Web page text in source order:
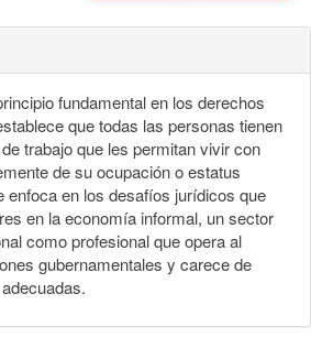
fundamental en los derechos
que todas las personas tienen
trabajo que les permitan vivir con
de su ocupación o estatus
enfoca en los desafíos jurídicos que
en la economía informal, un sector
como profesional que opera al
gubernamentales y carece de